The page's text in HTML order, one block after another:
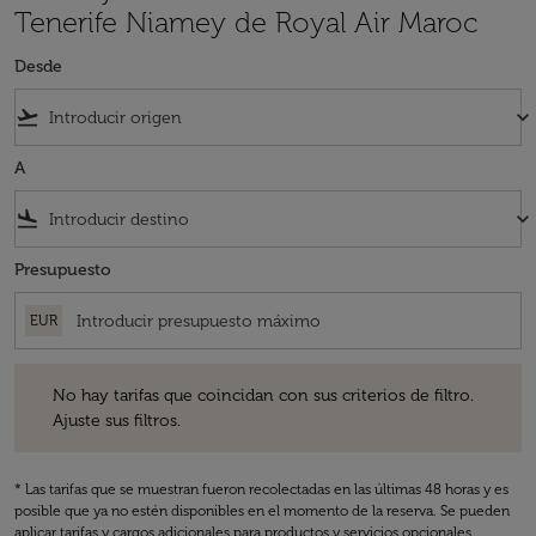
Tenerife Niamey de Royal Air Maroc
Desde
flight_takeoff keyboard_arrow_down
A
flight_land keyboard_arrow_down
Presupuesto
EUR
No hay tarifas que coincidan con sus criterios de filtro.
Ajuste sus filtros.
* Las tarifas que se muestran fueron recolectadas en las últimas 48 horas y es
posible que ya no estén disponibles en el momento de la reserva. Se pueden
aplicar tarifas y cargos adicionales para productos y servicios opcionales.